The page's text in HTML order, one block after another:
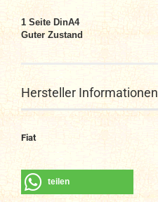
1 Seite DinA4
Guter Zustand
Hersteller Informationen
Fiat
teilen